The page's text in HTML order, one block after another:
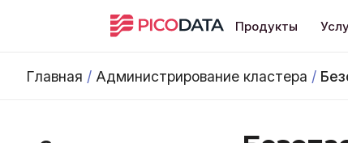
Продукты
Главная / Администрирование кластера /